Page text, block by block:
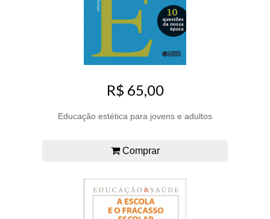
R$ 65,00
Educação estética para jovens e adultos
Comprar